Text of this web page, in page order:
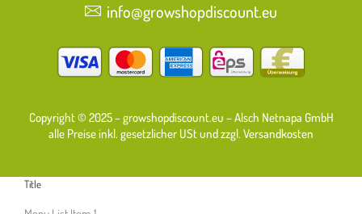
info@growshopdiscount.eu
Copyright © 2025 – growshopdiscount.eu – Alsch Netnapa GmbH
alle Preise inkl. gesetzlicher USt und zzgl. Versandkosten
Title